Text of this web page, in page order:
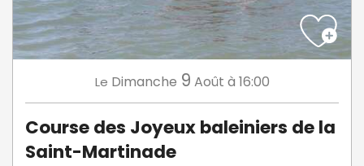
Le Dimanche 9 Août à 16:00
Course des Joyeux baleiniers de la
Saint-Martinade